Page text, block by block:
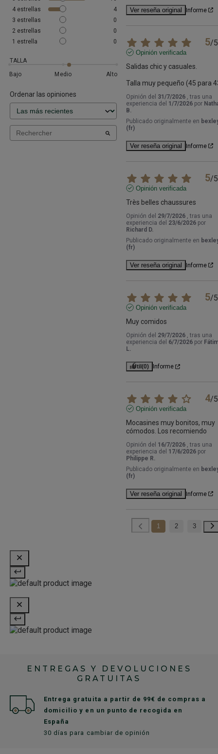
4 estrellas
4
3 estrellas
0
2 estrellas
0
1 estrella 0
TALLA
Bajo
Medio Alto
Ordenar las opiniones
Ver reseña original Informe
5/5
Opinión verificada
Salidas chic y casuales.
Talla muy pequeño (45 para
Opinión del 31/7/2026 , tras una
experiencia del 1/7/2026 por
B.
Publicado originalmente en
(fr)
Ver reseña original Informe
5/5
Opinión verificada
Très belles chaussures
Opinión del 29/7/2026 , tras una
experiencia del 23/6/2026 por
Richard D.
Publicado originalmente en
(fr)
Ver reseña original Informe
5/5
Opinión verificada
Muy comidos
Opinión del 29/7/2026 , tras una
experiencia del 6/7/2026 por
L.
Útil (0) Informe
4/5
Opinión verificada
Mocasines muy bonitos, muy
cómodos. Los recomiendo
Opinión del 16/7/2026 , tras una
experiencia del 17/6/2026 por
Philippe R.
Publicado originalmente en
(fr)
Ver reseña original Informe
1 2 3
ENTREGAS Y DEVOLUCIONES
GRATUITAS
Entrega gratuita a partir de 99€ de compras a
domicilio y en un punto de recogida en
España
30 días para cambiar de opinión